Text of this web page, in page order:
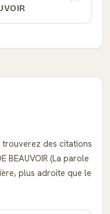
des citations
BEAUVOIR (La parole
plus adroite que le